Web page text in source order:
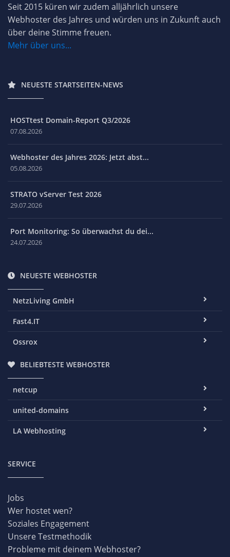
Seit 2015 küren wir zudem alljährlich unsere
Webhoster des Jahres und würden uns in Zukunft auch
über deine Stimme freuen.
Mehr über uns...
NEUESTE STARTSEITEN-NEWS
HOSTtest Domain-Report Q3/2026
07.08.2026
Webhoster des Jahres 2026: Jetzt abst...
05.08.2026
STRATO vServer Test 2026
29.07.2026
Port Monitoring: So überwachst du dei...
24.07.2026
NEUESTE WEBHOSTER
NetzLiving GmbH
Fast4.IT
Ossrox
BELIEBTESTE WEBHOSTER
netcup
united-domains
LA Webhosting
SERVICE
Jobs
Wer hostet wen?
Soziales Engagement
Unsere Testmethodik
Probleme mit deinem Webhoster?